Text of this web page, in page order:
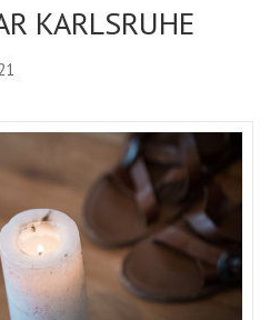
KARLSRUHE